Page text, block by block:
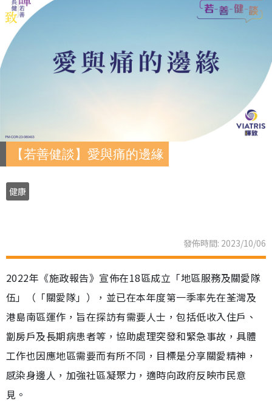
【若善健談】愛與痛的邊緣
健康
發佈時間: 2023/10/06
2022年《施政報告》宣佈在18區成立「地區服務及關愛隊
伍」（「關愛隊」），並已在本年度第一季率先在荃灣及
港島南區運作，旨在探訪有需要人士，包括低收入住戶、
劏房戶及長期病患者等，協助處理突發和緊急事故，具體
工作也因應地區需要而有所不同，目標是分享關愛精神，
感染身邊人，加強社區凝聚力，適時向政府反映市民意
見。